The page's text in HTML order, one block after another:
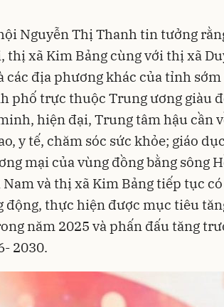
Nguyễn Thị Thanh tin tưởng
thị xã Kim Bảng cùng với thị xã
các địa phương khác của tỉnh
phố trực thuộc Trung ương giàu
hiện đại, Trung tâm hậu cần
y tế, chăm sóc sức khỏe; giáo
mại của vùng đồng bằng sông
và thị xã Kim Bảng tiếp tục
động, thực hiện được mục tiêu
năm 2025 và phấn đấu tăng
2030.